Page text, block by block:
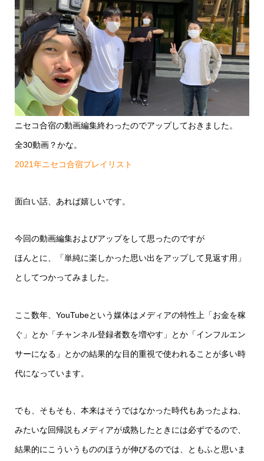
ニセコ合宿の動画編集終わったのでアップしておきました。
全30動画？かな。
2021年ニセコ合宿プレイリスト
面白い話、あれば嬉しいです。
今回の動画編集およびアップをして思ったのですが
ほんとに、「単純に楽しかった思い出をアップして見返す用」
としてつかってみました。
ここ数年、YouTubeという媒体はメディアの特性上「お金を稼
ぐ」とか「チャンネル登録者数を増やす」とか「インフルエン
サーになる」とかの結果的な目的重視で使われることが多い時
代になっています。
でも、そもそも、本来はそうではなかった時代もあったよね、
みたいな回帰説もメディアが成熟したときには必ずでるので、
結果的にこういうもののほうが伸びるのでは、ともふと思いま